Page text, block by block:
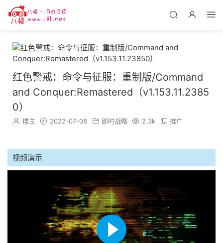
红色警戒：命令与征服：重制版/Command
and Conquer:Remastered（v1.153.11.2385
0）
楼主 2022-07-08 即时战略 2.3k 推广
视频演示